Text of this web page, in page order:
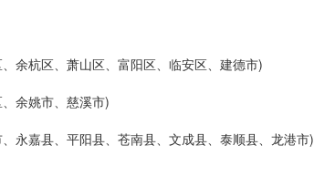
余杭区、萧山区、富阳区、临安区、建德市)
余姚市、慈溪市)
永嘉县、平阳县、苍南县、文成县、泰顺县、龙港市)